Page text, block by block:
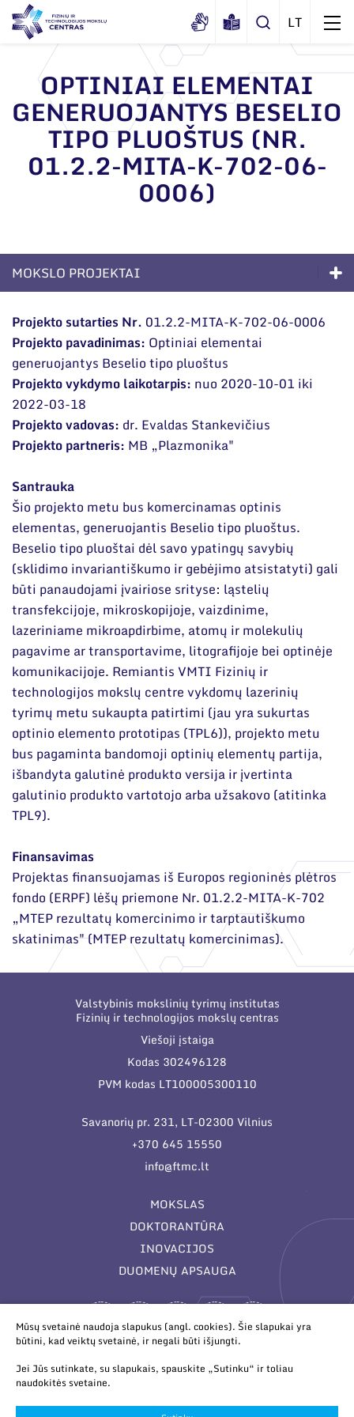
Apie mus
Dokumentai
Sertifikatai ir akreditavimo pažymėjimai
Viešieji pirkimai
Darbuotojams
Nuorodos
Narystė nacionalinėse ir tarptautinėse
organizacijose bei asociacijose
Struktūra
Administracija
Administraciniai skyriai
Mokslo taryba
Mokslininkai emeritai
Naujienos
Leidiniai
Bendri rekvizitai
Administracija
Darbuotojų kontaktai
OPTINIAI ELEMENTAI
GENERUOJANTYS BESELIO
TIPO PLUOŠTUS (NR.
01.2.2-MITA-K-702-06-
0006)
MOKSLO PROJEKTAI
Ilgalaikės programos
Moksliniai skyriai
Mokslinės publikacijos
Mokslo projektai
Patentai
Mokslo renginiai
Informacija studentams
Informacija moksleiviams ir mokytojams
Nuo moksleivio iki mokslininko
Projekto sutarties Nr. 01.2.2-MITA-K-702-06-0006
Projekto pavadinimas: Optiniai elementai
generuojantys Beselio tipo pluoštus
Projekto vykdymo laikotarpis: nuo 2020-10-01 iki
2022-03-18
Projekto vadovas: dr. Evaldas Stankevičius
Projekto partneris: MB „Plazmonika"
Santrauka
Šio projekto metu bus komercinamas optinis
elementas, generuojantis Beselio tipo pluoštus.
Beselio tipo pluoštai dėl savo ypatingų savybių
(sklidimo invariantiškumo ir gebėjimo atsistatyti) gali
būti panaudojami įvairiose srityse: ląstelių
transfekcijoje, mikroskopijoje, vaizdinime,
lazeriniame mikroapdirbime, atomų ir molekulių
pagavime ar transportavime, litografijoje bei optinėje
komunikacijoje. Remiantis VMTI Fizinių ir
technologijos mokslų centre vykdomų lazerinių
tyrimų metu sukaupta patirtimi (jau yra sukurtas
optinio elemento prototipas (TPL6)), projekto metu
bus pagaminta bandomoji optinių elementų partija,
išbandyta galutinė produkto versija ir įvertinta
galutinio produkto vartotojo arba užsakovo (atitinka
TPL9).
Finansavimas
Projektas finansuojamas iš Europos regioninės plėtros
fondo (ERPF) lėšų priemone Nr. 01.2.2-MITA-K-702
„MTEP rezultatų komercinimo ir tarptautiškumo
skatinimas" (MTEP rezultatų komercinimas).
Valstybinis mokslinių tyrimų institutas
Fizinių ir technologijos mokslų centras
Viešoji įstaiga
Kodas 302496128
PVM kodas LT100005300110
Savanorių pr. 231, LT-02300 Vilnius
+370 645 15550
info@ftmc.lt
MOKSLAS
DOKTORANTŪRA
INOVACIJOS
DUOMENŲ APSAUGA
© 2026 Valstybinis mokslinių tyrimų institutas Fizinių ir
technologijos mokslų centras. Duomenys kaupiami ir saugomi
Mūsų svetainė naudoja slapukus (angl. cookies). Šie slapukai yra
būtini, kad veiktų svetainė, ir negali būti išjungti.
Jei Jūs sutinkate, su slapukais, spauskite „Sutinku“ ir toliau
naudokitės svetaine.